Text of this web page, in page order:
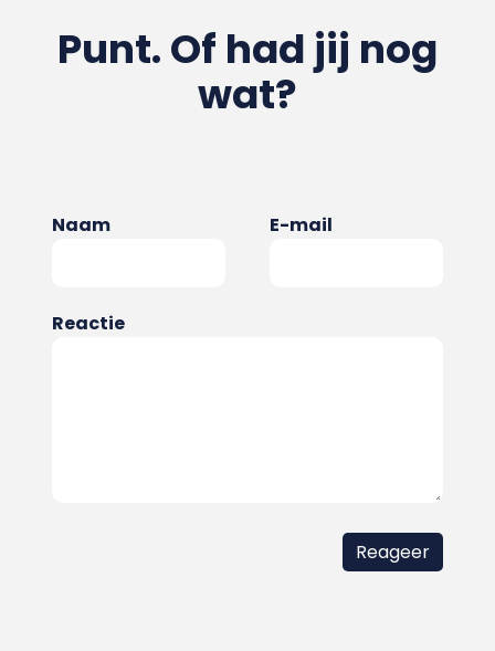
Punt. Of had jij nog
wat?
Naam E-mail
Reactie